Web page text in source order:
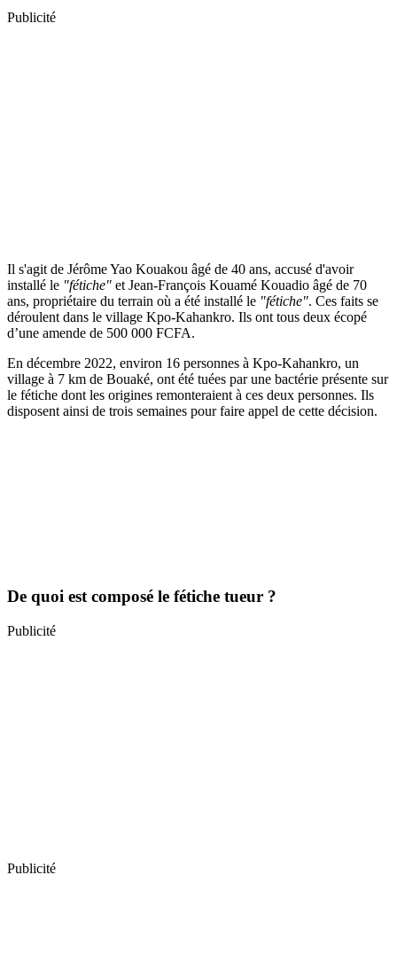
Publicité
Il s'agit de Jérôme Yao Kouakou âgé de 40 ans, accusé d'avoir
installé le "fétiche" et Jean-François Kouamé Kouadio âgé de 70
ans, propriétaire du terrain où a été installé le "fétiche". Ces faits se
déroulent dans le village Kpo-Kahankro. Ils ont tous deux écopé
d’une amende de 500 000 FCFA.
En décembre 2022, environ 16 personnes à Kpo-Kahankro, un
village à 7 km de Bouaké, ont été tuées par une bactérie présente sur
le fétiche dont les origines remonteraient à ces deux personnes. Ils
disposent ainsi de trois semaines pour faire appel de cette décision.
De quoi est composé le fétiche tueur ?
Publicité
Publicité